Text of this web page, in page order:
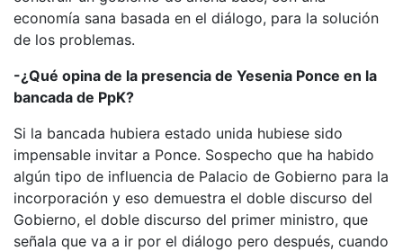
economía sana basada en el diálogo, para la solución
de los problemas.
-¿Qué opina de la presencia de Yesenia Ponce en la
bancada de PpK?
Si la bancada hubiera estado unida hubiese sido
impensable invitar a Ponce. Sospecho que ha habido
algún tipo de influencia de Palacio de Gobierno para la
incorporación y eso demuestra el doble discurso del
Gobierno, el doble discurso del primer ministro, que
señala que va a ir por el diálogo pero después, cuando